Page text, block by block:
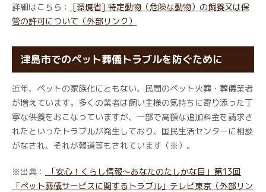
詳細はこちら：
[環境省] 特定動物（危険な動物）の飼養又は保
管の許可について（外部リンク）
津島市でのペット葬儀トラブルを防ぐために
近年、ペットの家族化にともない、民間のペット火葬・葬儀業者
が増えています。多くの業者は飼い主様の気持ちに寄り添った丁
寧な供養をおこなっていますが、一部で高額な追加料金を請求さ
れたといったトラブルが発生しており、国民生活センターに相談
がなされ、それが報道等もされています（※）。
※出典：
「安心！くらし情報～あなたのたしかな目」第13回
「ペット葬儀サービスに関するトラブル」テレビ東京（外部リン